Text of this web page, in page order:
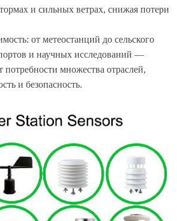
и сильных ветрах, снижая потери
от метеостанций до сельского
и научных исследований —
потребности множества отраслей,
и безопасность.